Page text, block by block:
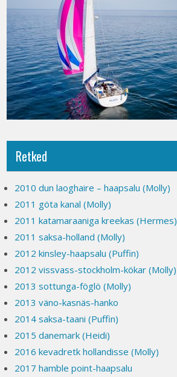
Retked
2010 dun laoghaire – haapsalu (Molly)
2011 göta kanal (Molly)
2011 katamaraaniga kreekas (Hermes)
2011 saksa-holland (Molly)
2012 kinsley-haapsalu (Puffin)
2012 vissvass-stockholm-kökar (Molly)
2013 sottunga-föglö (Molly)
2013 väno-kasnäs-hanko
2014 saksa-taani (Puffin)
2015 danemark (Heidi)
2016 kevadretk hollandisse (Molly)
2017 hamble point-haapsalu